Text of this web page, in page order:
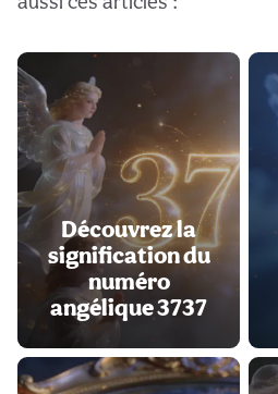
Découvrez la
signification du
numéro
angélique 3737